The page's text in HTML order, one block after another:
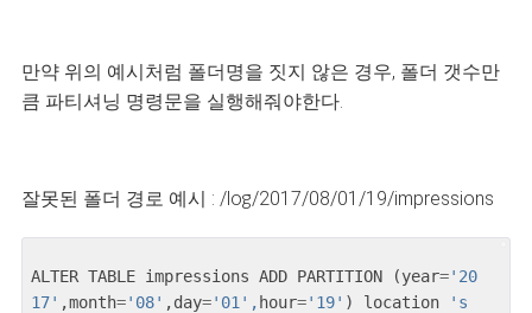
만약 위의 예시처럼 폴더명을 짓지 않은 경우, 폴더 갯수만
큼 파티셔닝 명령문을 실행해줘야한다.
잘못된 폴더 경로 예시 : /log/2017/08/01/19/impressions
ALTER TABLE impressions ADD PARTITION (year='20
17' ,month='08' ,day='01', hour='19' ) location
's